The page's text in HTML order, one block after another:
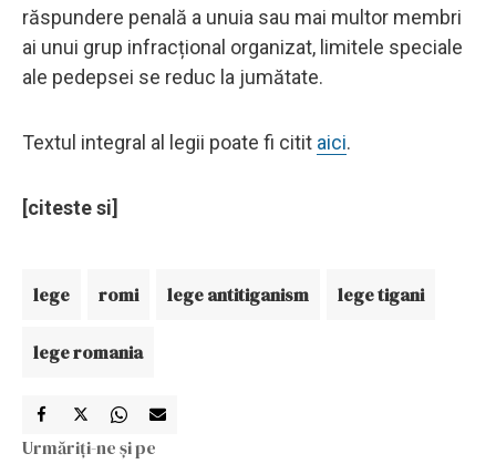
răspundere penală a unuia sau mai multor membri
ai unui grup infracțional organizat, limitele speciale
ale pedepsei se reduc la jumătate.
Textul integral al legii poate fi citit aici.
[citeste si]
lege romi lege antitiganism lege tigani
lege romania
Urmăriți-ne și pe